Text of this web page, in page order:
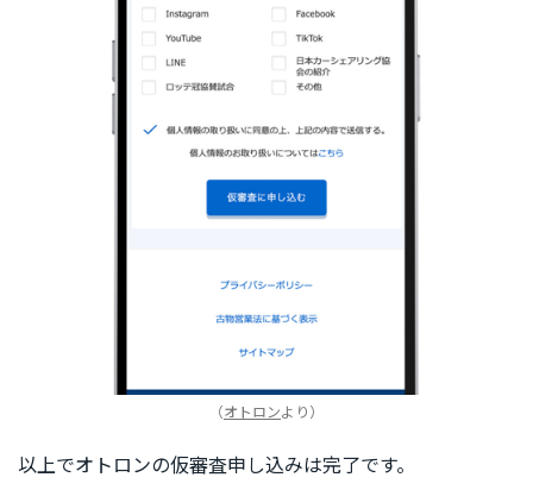
（オトロンより）
以上でオトロンの仮審査申し込みは完了です。